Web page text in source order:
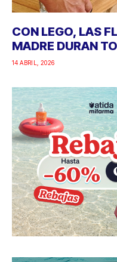
CON LEGO, LAS
MADRE DURAN
14 ABRIL, 2026